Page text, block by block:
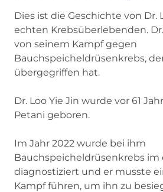
Dies ist die Geschichte von Dr.
echten Krebsüberlebenden.
von seinem Kampf gegen
Bauchspeicheldrüsenkrebs,
übergegriffen hat.
Dr. Loo Yie Jin wurde vor 61
Petani geboren.
Im Jahr 2022 wurde bei ihm
Bauchspeicheldrüsenkrebs im
diagnostiziert und er musste
Kampf führen, um ihn zu